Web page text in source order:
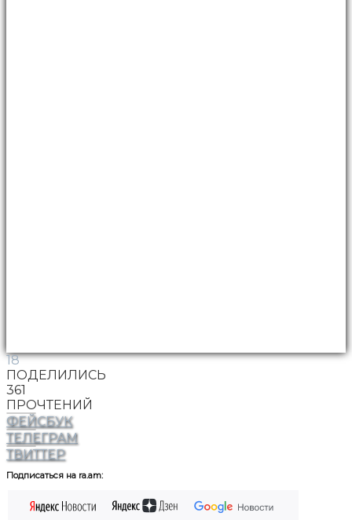
18
ПОДЕЛИЛИСЬ
361
ПРОЧТЕНИЙ
ФЕЙСБУК
ТЕЛЕГРАМ
ТВИТТЕР
Подписаться на ra.am: